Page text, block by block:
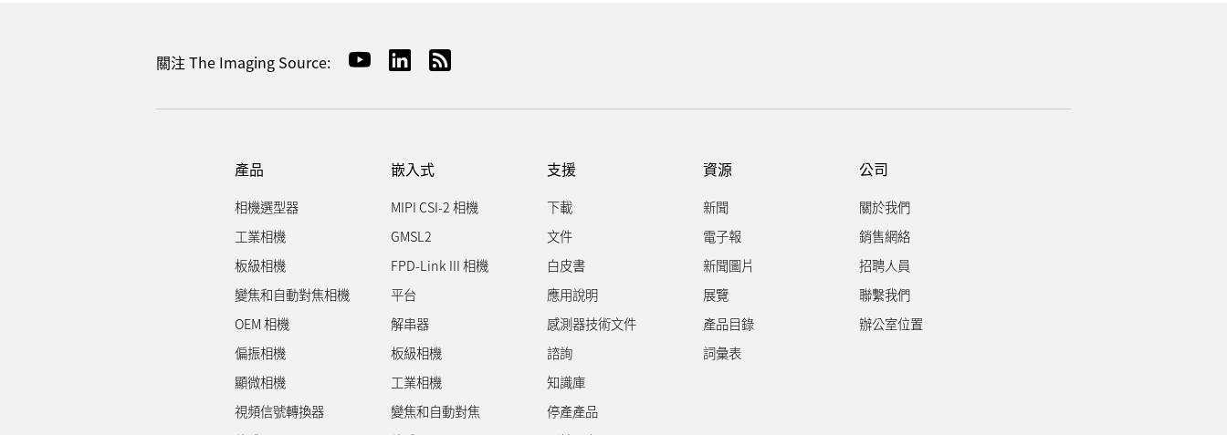
關注 The Imaging Source:
產品
相機選型器
工業相機
板級相機
變焦和自動對焦相機
OEM 相機
偏振相機
顯微相機
視頻信號轉換器
嵌入式
MIPI CSI-2 相機
GMSL2
FPD-Link III 相機
平台
解串器
板級相機
工業相機
變焦和自動對焦
支援
下載
文件
白皮書
應用說明
感測器技術文件
諮詢
知識庫
停產產品
資源
新聞
電子報
新聞圖片
展覽
產品目錄
詞彙表
公司
關於我們
銷售網絡
招聘人員
聯繫我們
辦公室位置